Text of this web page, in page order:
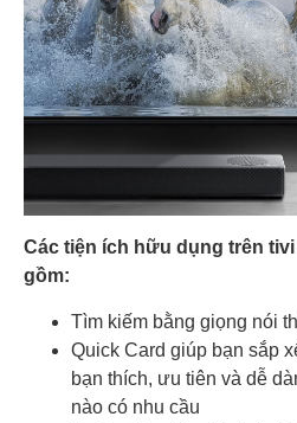
Các tiện ích hữu dụng trên tivi
gồm:
Tìm kiếm bằng giọng nói
Quick Card giúp bạn sắp
bạn thích, ưu tiên và dễ
nào có nhu cầu